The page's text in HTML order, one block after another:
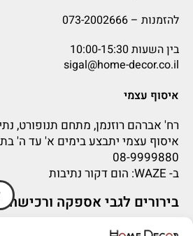
להזמנות – 073-2002666
בין השעות 10:00-15:30
sigal@home-decor.co.il
איסוף עצמי
רח' אברהם רוזנמן, מתחם תנופורט,
איסוף עצמי יתבצע בימים א' עד ה'
08-9999880
ב- WAZE: הום דקור נתיבות
בירורים לגבי אספקה ורכישה
בירור לגבי אספקה -ניתן לפנות למייל: